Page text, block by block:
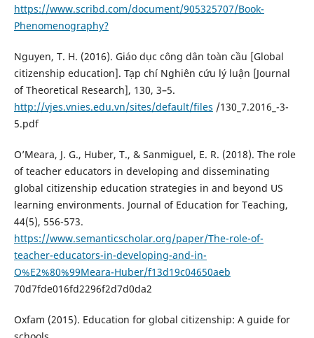
https://www.scribd.com/document/905325707/Book-
Phenomenography?
Nguyen, T. H. (2016). Giáo dục công dân toàn cầu [Global
citizenship education]. Tạp chí Nghiên cứu lý luận [Journal
of Theoretical Research], 130, 3–5.
http://vjes.vnies.edu.vn/sites/default/files /130_7.2016_-3-
5.pdf
O’Meara, J. G., Huber, T., & Sanmiguel, E. R. (2018). The role
of teacher educators in developing and disseminating
global citizenship education strategies in and beyond US
learning environments. Journal of Education for Teaching,
44(5), 556-573.
https://www.semanticscholar.org/paper/The-role-of-
teacher-educators-in-developing-and-in-
O%E2%80%99Meara-Huber/f13d19c04650aeb
70d7fde016fd2296f2d7d0da2
Oxfam (2015). Education for global citizenship: A guide for